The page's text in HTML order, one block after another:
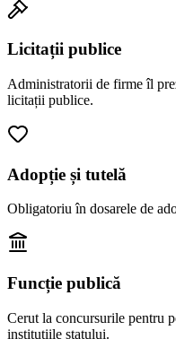
Licitații publice
Administratorii de firme îl
licitații publice.
Adopție și tutelă
Obligatoriu în dosarele de
Funcție publică
Cerut la concursurile pentru
instituțiile statului.